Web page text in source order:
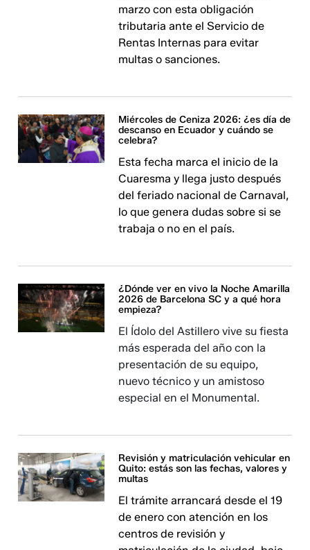
marzo con esta obligación
tributaria ante el Servicio de
Rentas Internas para evitar
multas o sanciones.
Miércoles de Ceniza 2026: ¿es día de
descanso en Ecuador y cuándo se
celebra?
Esta fecha marca el inicio de la
Cuaresma y llega justo después
del feriado nacional de Carnaval,
lo que genera dudas sobre si se
trabaja o no en el país.
¿Dónde ver en vivo la Noche Amarilla
2026 de Barcelona SC y a qué hora
empieza?
El Ídolo del Astillero vive su fiesta
más esperada del año con la
presentación de su equipo,
nuevo técnico y un amistoso
especial en el Monumental.
Revisión y matriculación vehicular en
Quito: estás son las fechas, valores y
multas
El trámite arrancará desde el 19
de enero con atención en los
centros de revisión y